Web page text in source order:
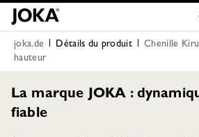
joka.de Détails du produit
Chenille
hauteur
La marque JOKA :
fiable